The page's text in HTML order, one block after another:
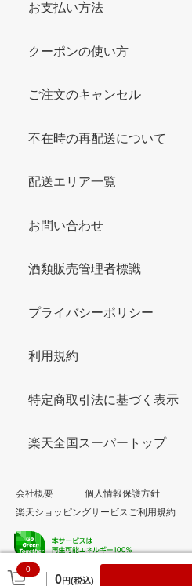
0
0円(税込)
お支払い方法
クーポンの使い方
ご注文のキャンセル
不在時の再配送について
配送エリア一覧
お問い合わせ
酒類販売管理者標識
プライバシーポリシー
利用規約
特定商取引法に基づく表示
楽天全国スーパートップ
会社概要
個人情報保護方針
楽天ショッピングサービスご利用規約
© Rakuten Group, Inc.